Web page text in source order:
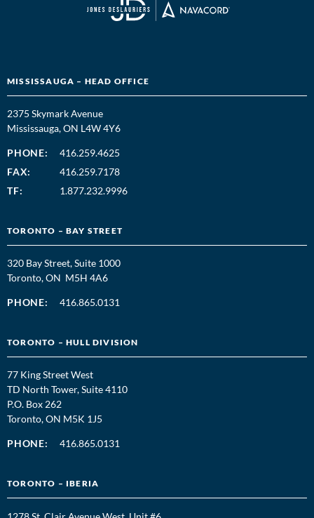
MISSISSAUGA – HEAD OFFICE
2375 Skymark Avenue
Mississauga, ON L4W 4Y6
PHONE:
416.259.4625
FAX:
416.259.7178
TF:
1.877.232.9996
TORONTO – BAY STREET
320 Bay Street, Suite 1000
Toronto, ON M5H 4A6
PHONE: 416.865.0131
TORONTO – HULL DIVISION
77 King Street West
TD North Tower, Suite 4110
P.O. Box 262
Toronto, ON M5K 1J5
PHONE: 416.865.0131
TORONTO – IBERIA